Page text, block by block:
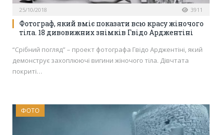
25/10/2018 3911
Фотограф, який вміє показати всю красу жіночого
тіла. 18 дивовижних знімків Гвідо Арджентіні
“Срібний погляд” – проект фотографа Гвідо Арджентіні, який
демонструє захоплюючі вигини жіночого тіла. Дівчтата
покриті…
ФОТО